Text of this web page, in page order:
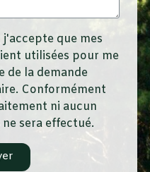
que mes
utilisées pour me
de la demande
Conformément
ni aucun
sera effectué.